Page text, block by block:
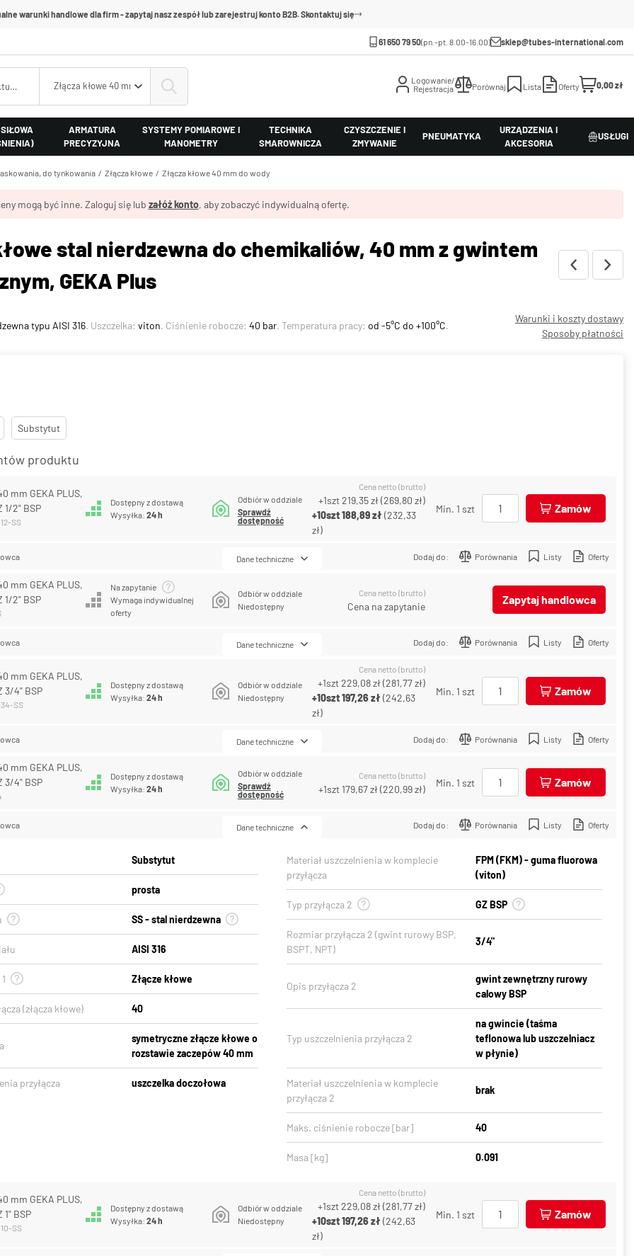
warunki handlowe dla firm - zapytaj nasz zespół lub zarejestruj konto B2B. Skontaktuj się
61 650 79 50(pn.-pt. 8.00-16.00) sklep@tubes-international.com
Złącza kłowe 40 mm do wody
Logowanie/
Rejestracja
Porównaj Lista Oferty 0,00 zł
ARMATURA
PRECYZYJNA
SYSTEMY POMIAROWE I
MANOMETRY
TECHNIKA
SMAROWNICZA
CZYSZCZENIE I
ZMYWANIE
PNEUMATYKA
URZĄDZENIA I
AKCESORIA
USŁUGI
do tynkowania Złącza kłowe Złącza kłowe 40 mm do wody
mogą być inne. Zaloguj się lub załóż konto, aby zobaczyć indywidualną ofertę.
stal nierdzewna do chemikaliów, 40 mm z gwintem
GEKA Plus
typu AISI 316. Uszczelka: viton. Ciśnienie robocze: 40 bar. Temperatura pracy: od -5°C do +100°C.
Warunki i koszty dostawy
Sposoby płatności
Substytut
produktu
mm GEKA PLUS,
1/2" BSP
SS
Dostępny z dostawą
Wysyłka:24 h
Odbiór w oddziale
Sprawdź
dostępność
Cena netto (brutto)
+1szt219,35 zł(269,80 zł)
+10szt188,89 zł(232,33
zł)
Min. 1 szt Zamów
Dodaj do: Porównania Listy Oferty
Dane techniczne
mm GEKA PLUS,
1/2" BSP
Na zapytanie
Wymaga indywidualnej
oferty
Odbiór w oddziale
Niedostępny
Cena netto (brutto)
Cena na zapytanie Zapytaj handlowca
Dodaj do: Porównania Listy Oferty
Dane techniczne
mm GEKA PLUS,
3/4" BSP
SS
Dostępny z dostawą
Wysyłka:24 h
Odbiór w oddziale
Niedostępny
Cena netto (brutto)
+1szt229,08 zł(281,77 zł)
+10szt197,26 zł(242,63
zł)
Min. 1 szt Zamów
Dodaj do: Porównania Listy Oferty
Dane techniczne
mm GEKA PLUS,
3/4" BSP
Dostępny z dostawą
Wysyłka:24 h
Odbiór w oddziale
Sprawdź
dostępność
Cena netto (brutto)
+1szt 179,67 zł(220,99 zł)
Min. 1 szt Zamów
Dodaj do: Porównania Listy Oferty
Dane techniczne
Substytut
prosta
SS - stal nierdzewna
AISI 316
Złącze kłowe
(złącza kłowe) 40
symetryczne złącze kłowe o
rozstawie zaczepów 40 mm
przyłącza uszczelka doczołowa
Materiał uszczelnienia w komplecie
przyłącza
FPM (FKM) - guma fluorowa
(viton)
Typ przyłącza 2 GZ BSP
Rozmiar przyłącza 2 (gwint rurowy BSP,
BSPT, NPT)
3/4"
Opis przyłącza 2
gwint zewnętrzny rurowy
calowy BSP
Typ uszczelnienia przyłącza 2
na gwincie (taśma
teflonowa lub uszczelniacz
w płynie)
Materiał uszczelnienia w komplecie
przyłącza 2
brak
Maks. ciśnienie robocze [bar] 40
Masa [kg] 0.091
mm GEKA PLUS,
1" BSP
SS
Dostępny z dostawą
Wysyłka:24 h
Odbiór w oddziale
Niedostępny
Cena netto (brutto)
+1szt229,08 zł(281,77 zł)
+10szt197,26 zł(242,63
zł)
Min. 1 szt Zamów